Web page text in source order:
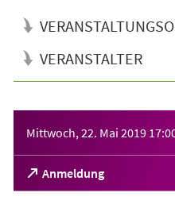
VERANSTALTER
Mittwoch, 22. Mai 2019
Anmeldung
(Öffnet
in